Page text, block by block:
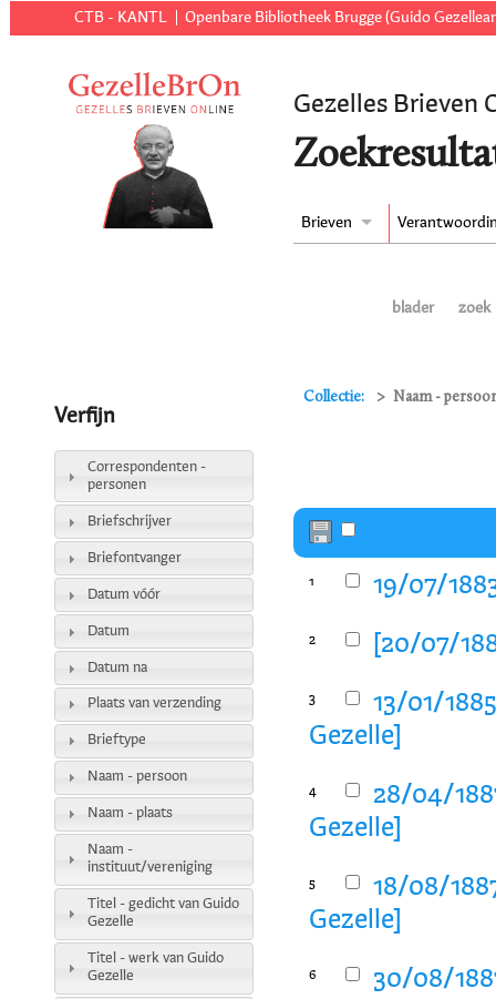
CTB - KANTL Openbare Bibliotheek Brugge (Guido
Gezelles Brieven
Brieven
blader zoek
Collectie: Naam -
1 19/07/
2 [20/07/
3
13/01/
Gezelle]
4
28/04/
Gezelle]
5
18/08/
Gezelle]
6
30/08/
Verfijn
Correspondenten -
personen
Briefschrijver
Briefontvanger
Datum vóór
Datum
Datum na
Plaats van verzending
Brieftype
Naam - persoon
Naam - plaats
Naam -
instituut/vereniging
Titel - gedicht van Guido
Gezelle
Titel - werk van Guido
Gezelle